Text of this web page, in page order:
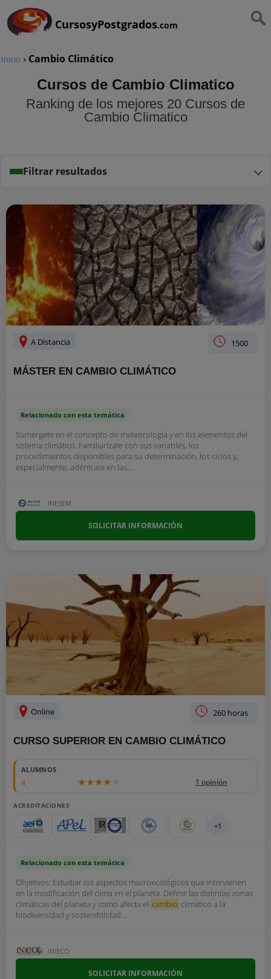
CursosyPostgrados.com
Inicio › Cambio Climático
Cursos de Cambio Climatico
Ranking de los mejores 20 Cursos de
Cambio Climatico
Filtrar resultados
A Distancia 1500
MÁSTER EN CAMBIO CLIMÁTICO
Relacionado con esta temática
Sumérgete en el concepto de meteorología y en los elementos del
sistema climático. Familiarízate con sus variables, los
procedimientos disponibles para su determinación, los ciclos y,
especialmente, adéntrate en las...
INESEM
SOLICITAR INFORMACIÓN
Online 260 horas
CURSO SUPERIOR EN CAMBIO CLIMÁTICO
ALUMNOS
4 1 opinión
ACREDITACIONES
+1
Relacionado con esta temática
Objetivos: Estudiar los aspectos macroecológicos que intervienen
en la modificación del clima en el planeta. Definir las distintas zonas
climáticas del planeta y como afecta el cambio climático a la
biodiversidad y sostenibilidad...
INIECO
SOLICITAR INFORMACIÓN